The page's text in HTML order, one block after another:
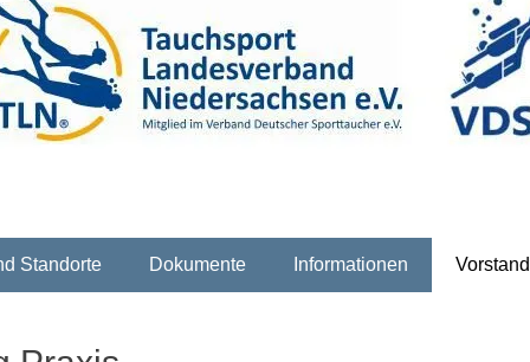
Standorte Dokumente Informationen Vorstand